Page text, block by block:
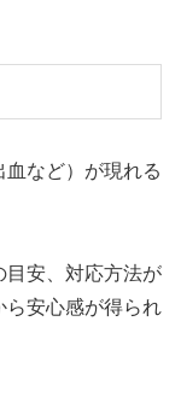
など）が現れる
目安、対応方法が
ら安心感が得られ